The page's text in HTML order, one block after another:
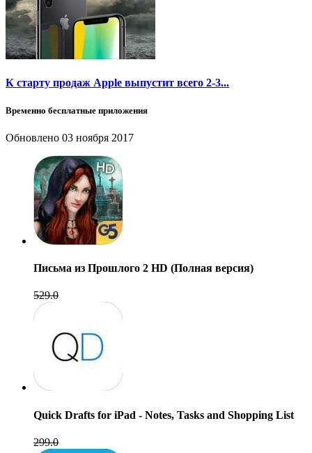
К старту продаж Apple выпустит всего 2-3...
Временно бесплатные приложения
Обновлено 03 ноября 2017
Письма из Прошлого 2 HD (Полная версия)
529.0
Quick Drafts for iPad - Notes, Tasks and Shopping List
299.0